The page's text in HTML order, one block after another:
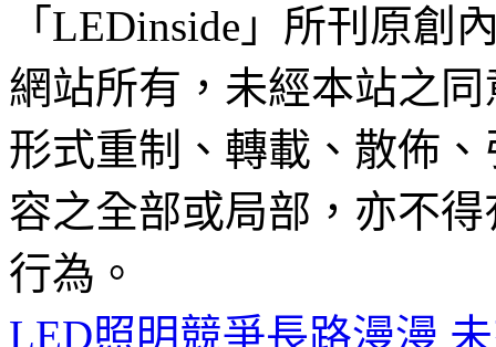
「LEDinside」所刊原創
網站所有，未經本站之
形式重制、轉載、散佈
容之全部或局部，亦不
行為。
LED照明競爭長路漫漫